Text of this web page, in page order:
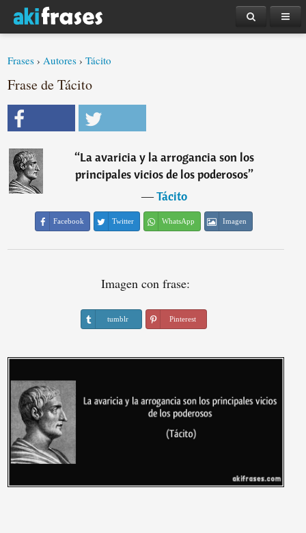
Frases ›Autores ›Tácito
Frase de Tácito
“La avaricia y la arrogancia son los
principales vicios de los poderosos”
―Tácito
Facebook Twitter WhatsApp Imagen
Imagen con frase:
tumblr Pinterest